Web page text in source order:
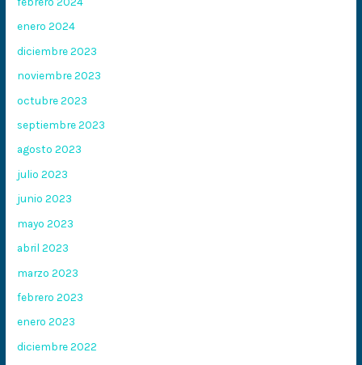
enero 2024
diciembre 2023
noviembre 2023
octubre 2023
septiembre 2023
agosto 2023
julio 2023
junio 2023
mayo 2023
abril 2023
marzo 2023
febrero 2023
enero 2023
diciembre 2022